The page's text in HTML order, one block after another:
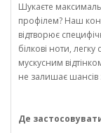
Шукаєте
профілем? Наш
відтворює
білкові ноти,
мускусним
не залишає
Де